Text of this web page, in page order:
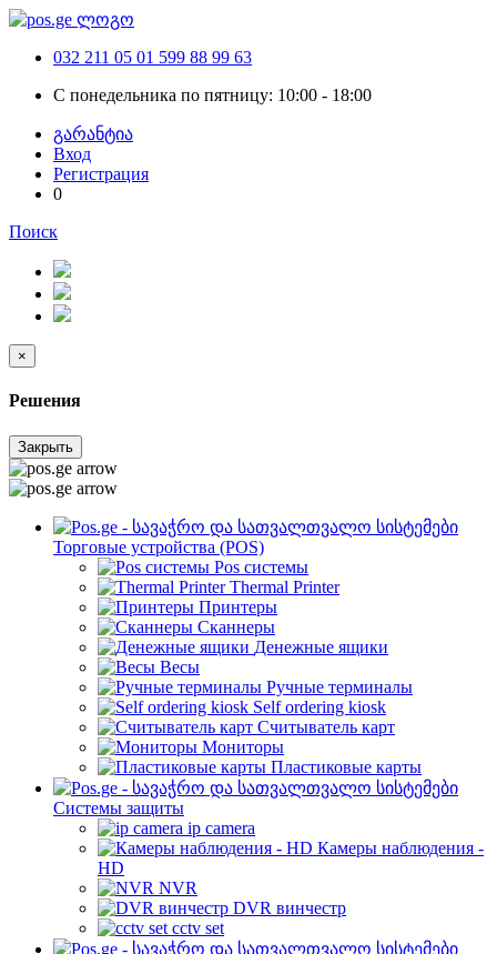
032 211 05 01 599 88 99 63
С понедельника по пятницу: 10:00 - 18:00
გარანტია
Вход
Регистрация
0
Поиск
×
Решения
Закрыть
Торговые устройства (POS)
Pos системы
Thermal Printer
Принтеры
Сканнеры
Денежные ящики
Весы
Ручные терминалы
Self ordering kiosk
Считыватель карт
Мониторы
Пластиковые карты
Cистемы защиты
ip camera
Камеры наблюдения -
HD
NVR
DVR винчестр
cctv set